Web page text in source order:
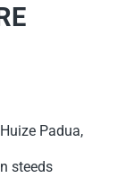
Padua,
steeds